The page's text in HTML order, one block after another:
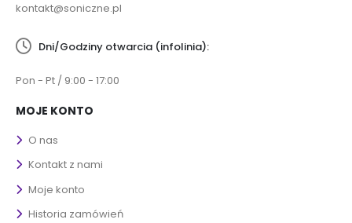
kontakt@soniczne.pl
Dni/Godziny otwarcia (infolinia):
Pon - Pt / 9:00 - 17:00
MOJE KONTO
O nas
Kontakt z nami
Moje konto
Historia zamówień